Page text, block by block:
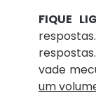
FIQUE
vade
um